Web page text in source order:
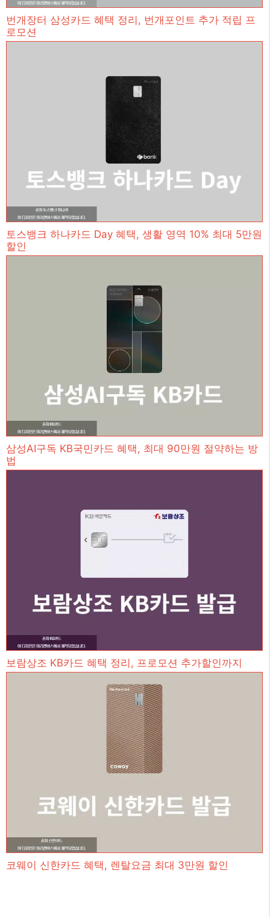
번개장터 삼성카드 혜택 정리, 번개포인트 추가 적립 프
로모션
토스뱅크 하나카드 Day 혜택, 생활 영역 10% 최대 5만원
할인
삼성AI구독 KB국민카드 혜택, 최대 90만원 절약하는 방
법
보람상조 KB카드 혜택 정리, 프로모션 추가할인까지
코웨이 신한카드 혜택, 렌탈요금 최대 3만원 할인